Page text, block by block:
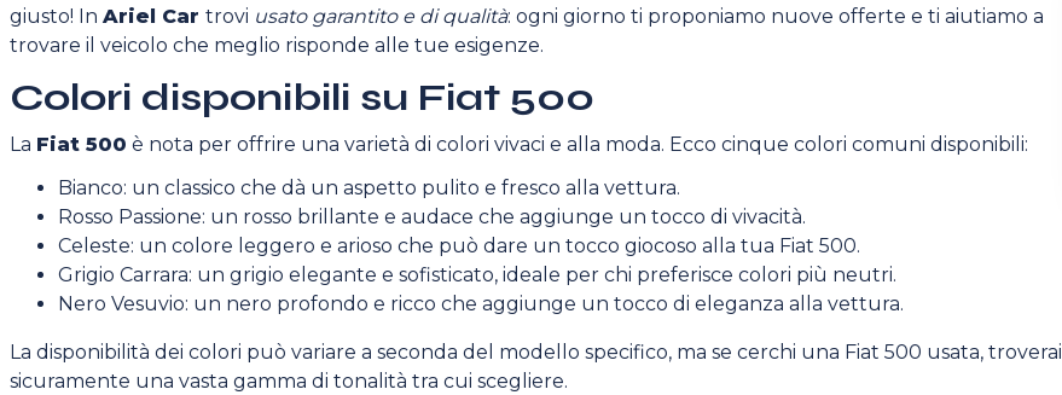
giusto! In Ariel Car trovi usato garantito e di qualità: ogni giorno ti proponiamo nuove offerte e ti aiutiamo a
trovare il veicolo che meglio risponde alle tue esigenze.
Colori disponibili su Fiat 500
La Fiat 500 è nota per offrire una varietà di colori vivaci e alla moda. Ecco cinque colori comuni disponibili:
Bianco: un classico che dà un aspetto pulito e fresco alla vettura.
Rosso Passione: un rosso brillante e audace che aggiunge un tocco di vivacità.
Celeste: un colore leggero e arioso che può dare un tocco giocoso alla tua Fiat 500.
Grigio Carrara: un grigio elegante e sofisticato, ideale per chi preferisce colori più neutri.
Nero Vesuvio: un nero profondo e ricco che aggiunge un tocco di eleganza alla vettura.
La disponibilità dei colori può variare a seconda del modello specifico, ma se cerchi una Fiat 500 usata, troverai
sicuramente una vasta gamma di tonalità tra cui scegliere.